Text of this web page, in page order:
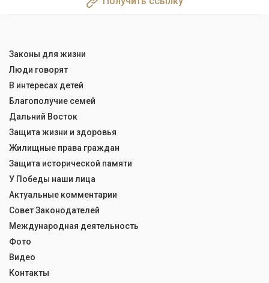
Законы для жизни
Люди говорят
В интересах детей
Благополучие семей
Дальний Восток
Защита жизни и здоровья
Жилищные права граждан
Защита исторической памяти
У Победы наши лица
Актуальные комментарии
Совет Законодателей
Международная деятельность
Фото
Видео
Контакты